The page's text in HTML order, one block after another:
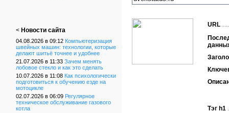
< Новости сайта
04.08.2026 в 09:12 Компьютеризация
швейных машин: технологии, которые
делают шитьё точнее и удобнее
21.07.2026 в 11:33 Зачем менять
лобовое стекло и как это сделать
10.07.2026 в 11:08 Как психологически
подготовиться к обучению езде на
мотоцикле
02.07.2026 в 06:09 Регулярное
техническое обслуживание газового
котла
URL
Тэг h1